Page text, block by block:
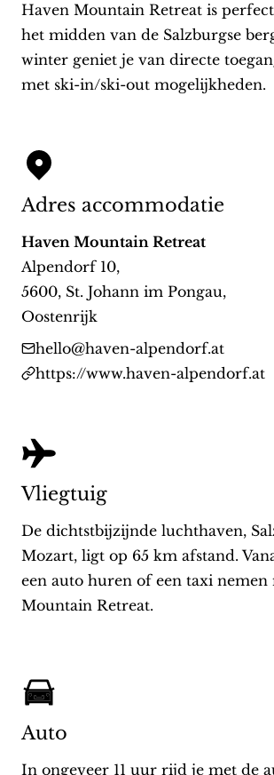
Haven Mountain Retreat is
het midden van de Salzburgse
winter geniet je van directe
met ski-in/ski-out mogelijkheden.
Adres accommodatie
Haven Mountain Retreat
Alpendorf 10,
5600, St. Johann im Pongau,
Oostenrijk
hello@haven-alpendorf.at
https://www.haven-alpendorf.at
Vliegtuig
De dichtstbijzijnde luchthaven,
Mozart, ligt op 65 km afstand.
een auto huren of een taxi nemen
Mountain Retreat.
Auto
In ongeveer 11 uur rijd je met de